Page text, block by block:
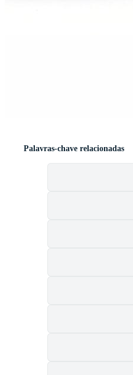
Palavras-chave relacionadas